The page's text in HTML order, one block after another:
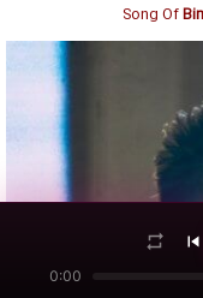
Song Of
0:00